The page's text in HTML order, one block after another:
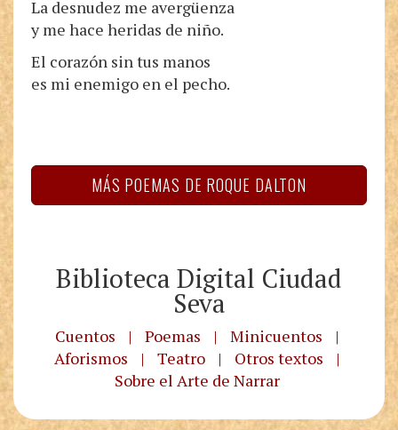
La desnudez me avergüenza
y me hace heridas de niño.
El corazón sin tus manos
es mi enemigo en el pecho.
MÁS POEMAS DE ROQUE DALTON
Biblioteca Digital Ciudad
Seva
Cuentos | Poemas | Minicuentos
|
Aforismos
| Teatro | Otros textos
|
Sobre el Arte de Narrar